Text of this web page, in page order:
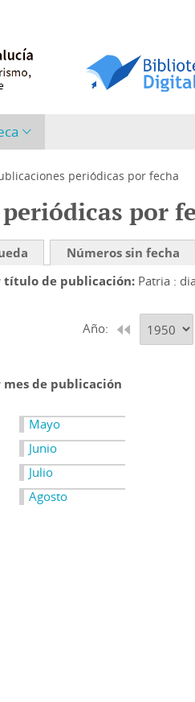
periódicas por fecha
por
Números sin fecha
título de publicación Patria :
Año:
de publicación
Mayo
Junio
Julio
Agosto